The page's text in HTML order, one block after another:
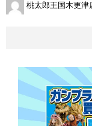
桃太郎王国木更津